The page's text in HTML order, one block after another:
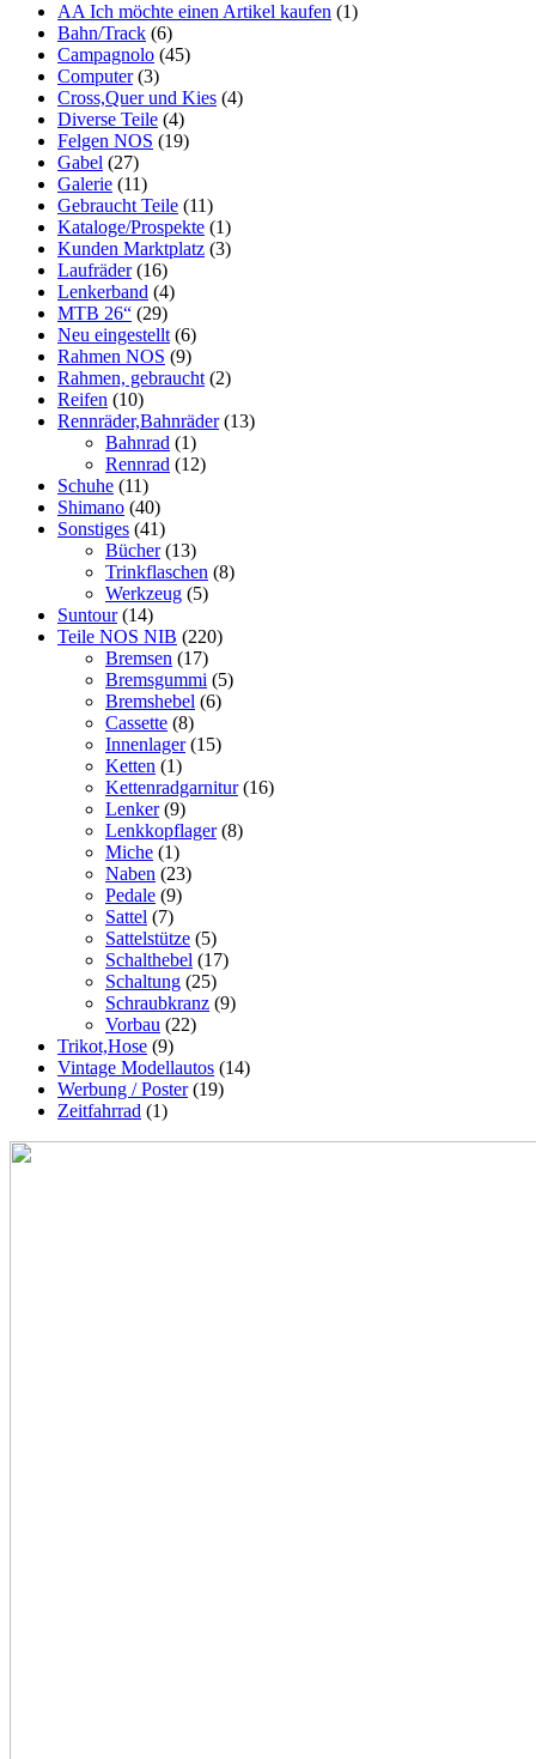
AA Ich möchte einen Artikel kaufen (1)
Bahn/Track (6)
Campagnolo (45)
Computer (3)
Cross,Quer und Kies (4)
Diverse Teile (4)
Felgen NOS (19)
Gabel (27)
Galerie (11)
Gebraucht Teile (11)
Kataloge/Prospekte (1)
Kunden Marktplatz (3)
Laufräder (16)
Lenkerband (4)
MTB 26“ (29)
Neu eingestellt (6)
Rahmen NOS (9)
Rahmen, gebraucht (2)
Reifen (10)
Rennräder,Bahnräder (13)
Bahnrad (1)
Rennrad (12)
Schuhe (11)
Shimano (40)
Sonstiges (41)
Bücher (13)
Trinkflaschen (8)
Werkzeug (5)
Suntour (14)
Teile NOS NIB (220)
Bremsen (17)
Bremsgummi (5)
Bremshebel (6)
Cassette (8)
Innenlager (15)
Ketten (1)
Kettenradgarnitur (16)
Lenker (9)
Lenkkopflager (8)
Miche (1)
Naben (23)
Pedale (9)
Sattel (7)
Sattelstütze (5)
Schalthebel (17)
Schaltung (25)
Schraubkranz (9)
Vorbau (22)
Trikot,Hose (9)
Vintage Modellautos (14)
Werbung / Poster (19)
Zeitfahrrad (1)